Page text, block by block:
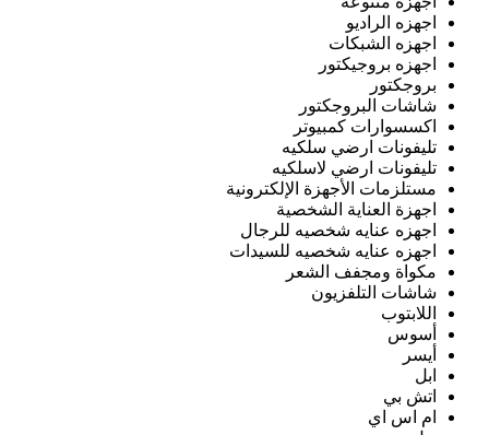
اجهزه الراديو
اجهزه الشبكات
اجهزه بروجيكتور
بروجكتور
شاشات البروجكتور
اكسسوارات كمبيوتر
تليفونات ارضي سلكيه
تليفونات ارضي لاسلكيه
مستلزمات الأجهزة الإلكترونية
اجهزة العناية الشخصية
اجهزه عنايه شخصيه للرجال
اجهزه عنايه شخصيه للسيدات
مكواة ومجفف الشعر
شاشات التلفزيون
اللابتوب
أسوس
أيسر
ابل
اتش بي
ام اس اي